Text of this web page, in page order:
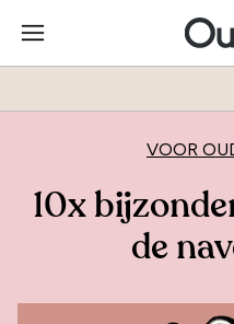
VOOR
10x
de